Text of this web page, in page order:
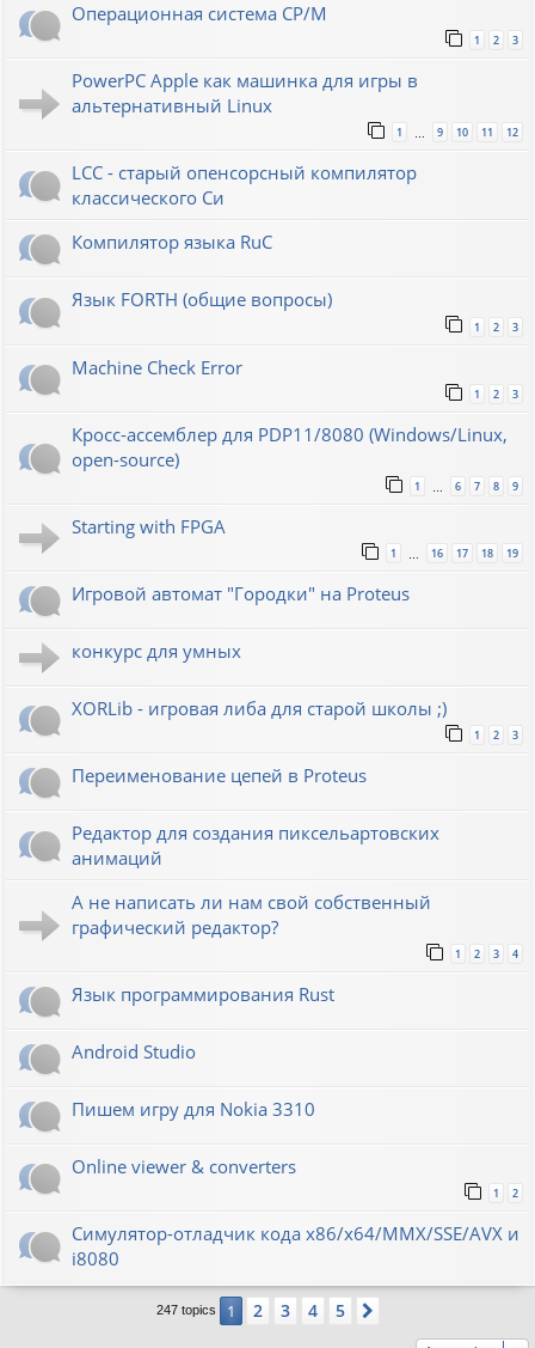
Операционная система CP/M
1 2 3
PowerPC Apple как машинка для игры в
альтернативный Linux
1 … 9 10 11 12
LCC - старый опенсорсный компилятор
классического Си
Компилятор языка RuC
Язык FORTH (общие вопросы)
1 2 3
Machine Check Error
1 2 3
Кросс-ассемблер для PDP11/8080 (Windows/Linux,
open-source)
1 6 7 8 9
Starting with FPGA
1 16 17 18 19
Игровой автомат "Городки" на Proteus
конкурс для умных
XORLib - игровая либа для старой школы ;)
1 2 3
Переименование цепей в Proteus
Редактор для создания пиксельартовских
анимаций
А не написать ли нам свой собственный
графический редактор?
1 2 3 4
Язык программирования Rust
Android Studio
Пишем игру для Nokia 3310
Online viewer & converters
1 2
Симулятор-отладчик кода x86/x64/MMX/SSE/AVX и
i8080
247 topics 1 2 3 4 5